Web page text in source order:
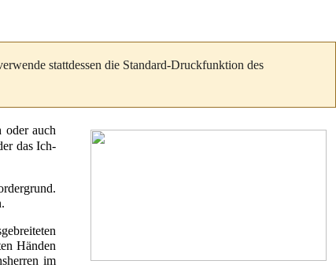
stattdessen die Standard-Druckfunktion des
oder auch
dasIch-
Händen
im